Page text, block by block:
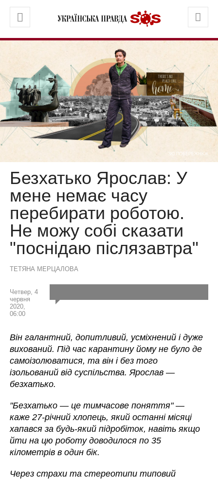
Безхатько Ярослав: У
мене немає часу
перебирати роботою.
Не можу собі сказати
"поснідаю післязавтра"
ТЕТЯНА МЕРЦАЛОВА
ЗЮ ПОБЕРЕЖНЮК
Четвер, 4
червня
2020,
06:00
Він галантний, допитливий, усміхнений і дуже
вихований. Під час карантину йому не було де
самоізолюватися, та він і без того
ізольований від суспільства. Ярослав—
безхатько.
"Безхатько— це тимчасове поняття"—
каже 27-річний хлопець, який останні місяці
хапався за будь-який підробіток, навіть якщо
йти на цю роботу доводилося по 35
кілометрів в один бік.
Через страхи та стереотипи типовий